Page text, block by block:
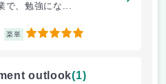
で、勉強にな...
楽単 5
outlook(1)